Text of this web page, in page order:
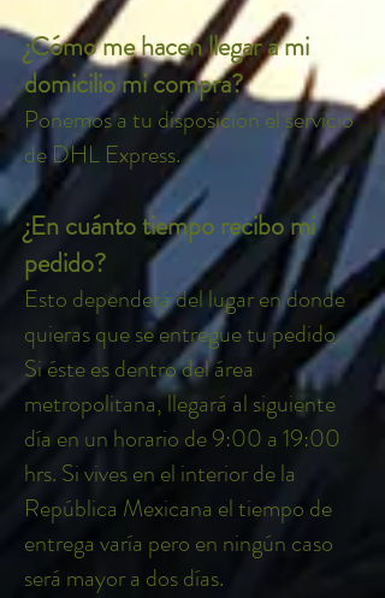
¿Cómo me hacen llegar a mi
domicilio mi compra?
Ponemos a tu disposición el servicio
de DHL Express.
¿En cuánto tiempo recibo mi
pedido?
Esto dependerá del lugar en donde
quieras que se entregue tu pedido.
Si éste es dentro del área
metropolitana, llegará al siguiente
día en un horario de 9:00 a 19:00
hrs. Si vives en el interior de la
República Mexicana el tiempo de
entrega varía pero en ningún caso
será mayor a dos días.